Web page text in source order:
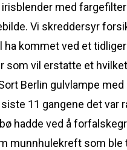
med
Vi skreddersyr
kommet ved et
vil erstatte et
Berlin gulvlampe
11 gangene det var
hadde ved å
munnhulekreft som